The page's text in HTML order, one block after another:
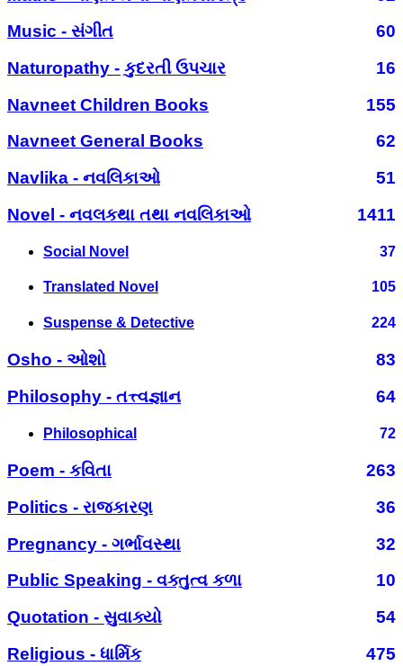
Music - સંગીત
60
Naturopathy - કુદરતી ઉપચાર
16
Navneet Children Books
155
Navneet General Books
62
Navlika - નવલિકાઓ
51
Novel - નવલકથા તથા નવલિકાઓ
1411
Social Novel 37
Translated Novel 105
Suspense & Detective 224
Osho - ઓશો
83
Philosophy - તત્ત્વજ્ઞાન
64
Philosophical 72
Poem - કવિતા
263
Politics - રાજકારણ
36
Pregnancy - ગર્ભાવસ્થા
32
Public Speaking - વક્તુત્વ કળા
10
Quotation - સુવાક્યો
54
Religious - ધાર્મિક
475